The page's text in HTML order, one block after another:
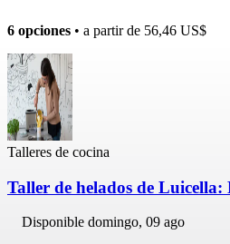
6 opciones • a partir de 56,46 US$
Talleres de cocina
Taller de helados de Luicella:
Disponible domingo, 09 ago